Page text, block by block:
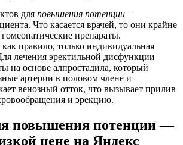
для повышения потенции –
Что касается врачей, то они крайне
препараты.
правило, только индивидуальная
лечения эректильной дисфункции
на основе алпростадила, который
артерии в половом члене и
венозный отток, что вызывает прилив
и эрекцию.
повышения потенции —
цене на Яндекс